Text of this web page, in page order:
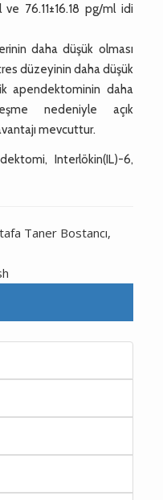
ve 76.11±16.18 pg/ml idi
daha düşük olması
düzeyinin daha düşük
apendektominin daha
nedeniyle açık
mevcuttur.
Interlökin(IL)-6,
Taner Bostancı,